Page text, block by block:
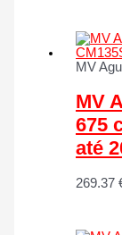
MV
MV
675
até
269.37